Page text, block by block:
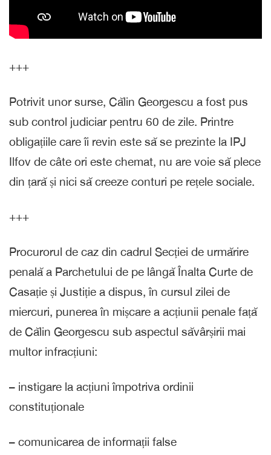
+++
Potrivit unor surse, Călin Georgescu a fost pus
sub control judiciar pentru 60 de zile. Printre
obligațiile care îi revin este să se prezinte la IPJ
Ilfov de câte ori este chemat, nu are voie să plece
din țară și nici să creeze conturi pe rețele sociale.
+++
Procurorul de caz din cadrul Secției de urmărire
penală a Parchetului de pe lângă Înalta Curte de
Casație și Justiție a dispus, în cursul zilei de
miercuri, punerea în mișcare a acțiunii penale față
de Călin Georgescu sub aspectul săvârșirii mai
multor infracțiuni:
– instigare la acțiuni împotriva ordinii
constituționale
– comunicarea de informații false